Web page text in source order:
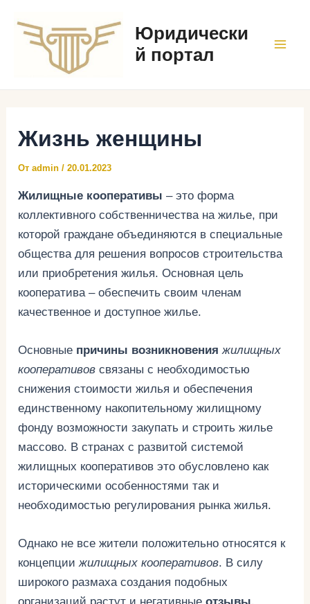
содержимому
Юридически
й портал
Жизнь женщины
Отadmin/20.01.2023
Жилищные кооперативы – это форма
коллективного собственничества на жилье, при
которой граждане объединяются в специальные
общества для решения вопросов строительства
или приобретения жилья. Основная цель
кооператива – обеспечить своим членам
качественное и доступное жилье.
Основные причины возникновения жилищных
кооперативов связаны с необходимостью
снижения стоимости жилья и обеспечения
единственному накопительному жилищному
фонду возможности закупать и строить жилье
массово. В странах с развитой системой
жилищных кооперативов это обусловлено как
историческими особенностями так и
необходимостью регулирования рынка жилья.
Однако не все жители положительно относятся к
концепциижилищных кооперативов. В силу
широкого размаха создания подобных